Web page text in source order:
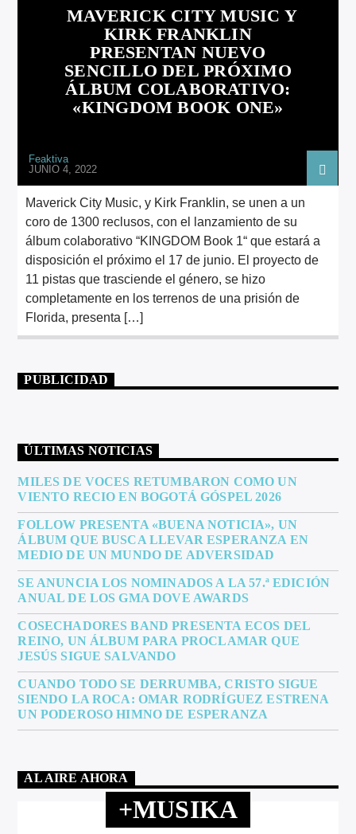
ARTISTAMAVERICK CITY MUSIC Y
KIRK FRANKLIN
PRESENTAN NUEVO
SENCILLO DEL PRÓXIMO
ÁLBUM COLABORATIVO:
«KINGDOM BOOK ONE»
Feaktiva
JUNIO 4, 2022
Maverick City Music, y Kirk Franklin, se unen a un
coro de 1300 reclusos, con el lanzamiento de su
álbum colaborativo “KINGDOM Book 1“ que estará a
disposición el próximo el 17 de junio. El proyecto de
11 pistas que trasciende el género, se hizo
completamente en los terrenos de una prisión de
Florida, presenta […]
PUBLICIDAD
ÚLTIMAS NOTICIAS
MILES DE VOCES RETUMBARON COMO UN
VIENTO RECIO EN BOGOTÁ GÓSPEL 2026
FOLLOW PRESENTA «BUENA NOTICIA», UN
ÁLBUM QUE BUSCA LLEVAR ESPERANZA EN
MEDIO DE UN MUNDO DE ADVERSIDAD
SE ANUNCIA LOS NOMINADOS A LA 57.ª EDICIÓN
ANUAL DE LOS GMA DOVE AWARDS
COSECHADORES BAND PRESENTA ECOS DEL
REINO, UN ÁLBUM PARA PROCLAMAR QUE
JESÚS SIGUE SALVANDO
CUANDO TODO SE DERRUMBA, CRISTO SIGUE
SIENDO LA ROCA: OMAR RODRÍGUEZ ESTRENA
UN PODEROSO HIMNO DE ESPERANZA
AL AIRE AHORA
+MUSIKA